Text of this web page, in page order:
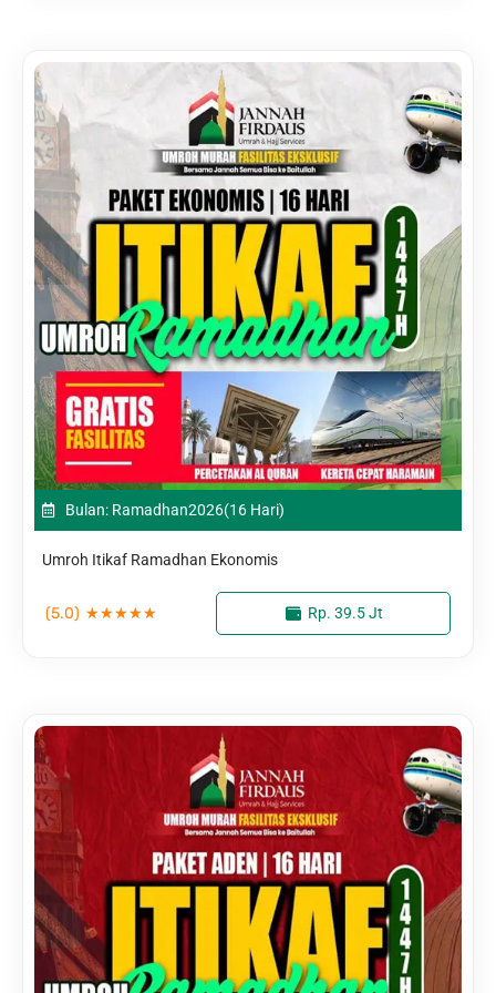
Bulan: Ramadhan2026(16 Hari)
Umroh Itikaf Ramadhan Ekonomis
(5.0) ★★★★★ Rp. 39.5 Jt